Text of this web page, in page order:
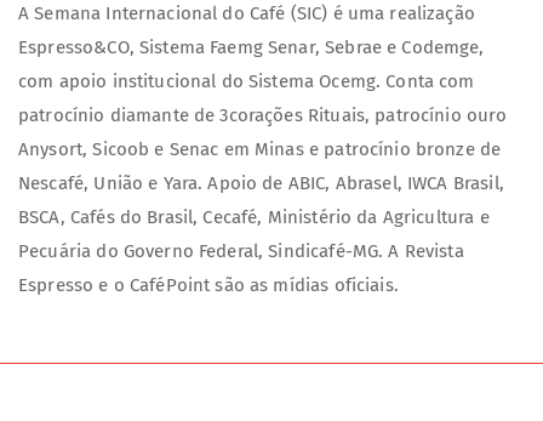
A Semana Internacional do Café (SIC) é uma realização
Espresso&CO, Sistema Faemg Senar, Sebrae e Codemge,
com apoio institucional do Sistema Ocemg. Conta com
patrocínio diamante de 3corações Rituais, patrocínio ouro
Anysort, Sicoob e Senac em Minas e patrocínio bronze de
Nescafé, União e Yara. Apoio de ABIC, Abrasel, IWCA Brasil,
BSCA, Cafés do Brasil, Cecafé, Ministério da Agricultura e
Pecuária do Governo Federal, Sindicafé-MG. A Revista
Espresso e o CaféPoint são as mídias oficiais.